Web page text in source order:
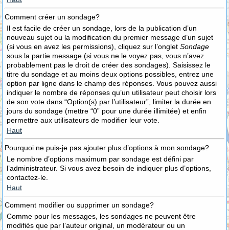
Comment créer un sondage?
Il est facile de créer un sondage, lors de la publication d’un
nouveau sujet ou la modification du premier message d’un sujet
(si vous en avez les permissions), cliquez sur l’onglet Sondage
sous la partie message (si vous ne le voyez pas, vous n’avez
probablement pas le droit de créer des sondages). Saisissez le
titre du sondage et au moins deux options possibles, entrez une
option par ligne dans le champ des réponses. Vous pouvez aussi
indiquer le nombre de réponses qu’un utilisateur peut choisir lors
de son vote dans “Option(s) par l’utilisateur”, limiter la durée en
jours du sondage (mettre “0” pour une durée illimitée) et enfin
permettre aux utilisateurs de modifier leur vote.
Haut
Pourquoi ne puis-je pas ajouter plus d’options à mon sondage?
Le nombre d’options maximum par sondage est défini par
l’administrateur. Si vous avez besoin de indiquer plus d’options,
contactez-le.
Haut
Comment modifier ou supprimer un sondage?
Comme pour les messages, les sondages ne peuvent être
modifiés que par l’auteur original, un modérateur ou un